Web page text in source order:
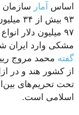
اساس آمار
مشکی وارد ایران
گفته محمد مروج
از کشور هند و در
تحت تحریم‌های
اسلامی است.